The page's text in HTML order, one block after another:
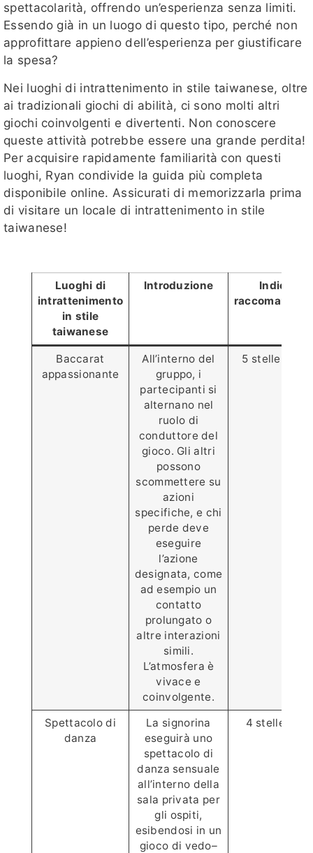
spettacolarità, offrendo un’esperienza senza limiti.
Essendo già in un luogo di questo tipo, perché non
approfittare appieno dell’esperienza per giustificare
la spesa?
Nei luoghi di intrattenimento in stile taiwanese, oltre
ai tradizionali giochi di abilità, ci sono molti altri
giochi coinvolgenti e divertenti. Non conoscere
queste attività potrebbe essere una grande perdita!
Per acquisire rapidamente familiarità con questi
luoghi, Ryan condivide la guida più completa
disponibile online. Assicurati di memorizzarla prima
di visitare un locale di intrattenimento in stile
taiwanese!
Luoghi di
intrattenimento
in stile
taiwanese
Introduzione
Indice di
Baccarat
appassionante
All’interno del
gruppo, i
partecipanti si
alternano nel
ruolo di
conduttore del
gioco. Gli altri
possono
scommettere su
azioni
specifiche, e chi
perde deve
eseguire
l’azione
designata, come
ad esempio un
contatto
prolungato o
altre interazioni
simili.
L’atmosfera è
vivace e
coinvolgente.
5 stelle
Spettacolo di
danza
La signorina
eseguirà uno
spettacolo di
danza sensuale
all’interno della
sala privata per
gli ospiti,
esibendosi in un
gioco di vedo–
4 stelle